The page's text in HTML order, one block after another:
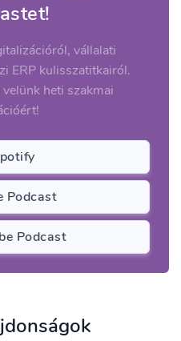
vállalati
ERP kulisszatitkairól.
heti szakmai
Podcast
Podcast